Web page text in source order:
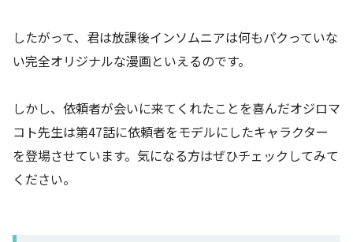
したがって、君は放課後インソムニアは何もパクっていな
い完全オリジナルな漫画といえるのです。
しかし、依頼者が会いに来てくれたことを喜んだオジロマ
コト先生は第47話に依頼者をモデルにしたキャラクター
を登場させています。気になる方はぜひチェックしてみて
ください。